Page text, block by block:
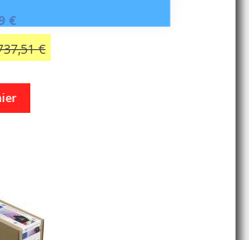
€
€